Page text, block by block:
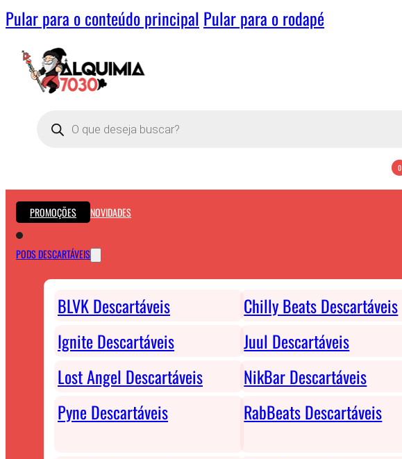
Pular para o conteúdo principal Pular para o rodapé
Pesquisar
produtos
0
PROMOÇÕES NOVIDADES
PODS DESCARTÁVEIS
BLVK Descartáveis Chilly Beats Descartáveis
Ignite Descartáveis
Juul Descartáveis
Lost Angel Descartáveis
NikBar Descartáveis
Pyne Descartáveis
RabBeats Descartáveis